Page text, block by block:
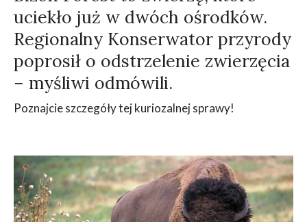
uciekło już w dwóch ośrodków.
Regionalny Konserwator przyrody
poprosił o odstrzelenie zwierzęcia
– myśliwi odmówili.
Poznajcie szczegóły tej kuriozalnej sprawy!